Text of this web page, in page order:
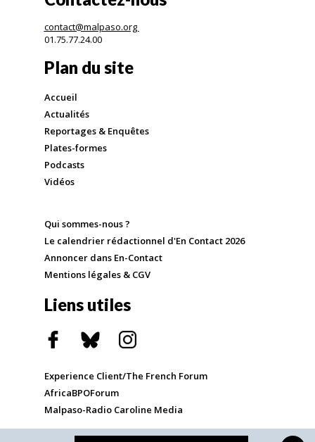
contact@malpaso.org
01.75.77.24.00
Plan du site
Accueil
Actualités
Reportages & Enquêtes
Plates-formes
Podcasts
Vidéos
Qui sommes-nous ?
Le calendrier rédactionnel d'En Contact 2026
Annoncer dans En-Contact
Mentions légales & CGV
Liens utiles
Experience Client/The French Forum
AfricaBPOForum
Malpaso-Radio Caroline Media